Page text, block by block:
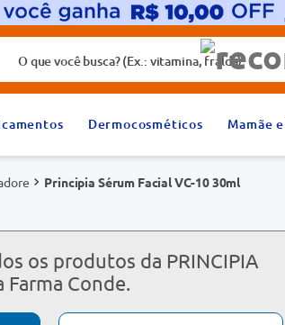
(Ex.: vitamina, fralda)
Dermocosméticos Mamãe
Principia Sérum Facial VC-10 30ml
os produtos da PRINCIPIA
Farma Conde.
buscados
2º
fralda
6º
absorvente